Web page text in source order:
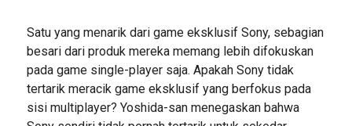
Satu yang menarik dari game eksklusif Sony, sebagian
besari dari produk mereka memang lebih difokuskan
pada game single-player saja. Apakah Sony tidak
tertarik meracik game eksklusif yang berfokus pada
sisi multiplayer? Yoshida-san menegaskan bahwa